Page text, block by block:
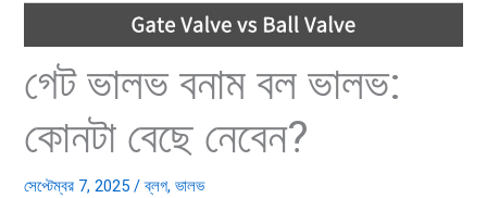
গেট ভালভ বনাম বল ভালভ:
কোনটা বেছে নেবেন?
সেপ্টেম্বর 7, 2025/ব্লগ,ভালভ